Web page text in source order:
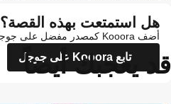
هل استمتعت بهذه القصة؟
أضف Kooora كمصدر مفضل على جوجل للاطلاع على المزيد من تقاريرنا
تابع Kooora على جوجل
قد يعجبك أيضاً